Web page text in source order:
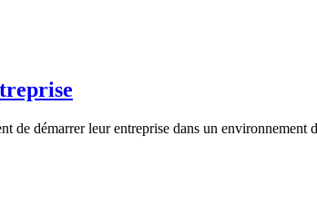
de démarrer leur entreprise dans un environnement